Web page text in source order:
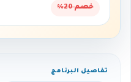
خصم 20%
تفاصيل البرنامج